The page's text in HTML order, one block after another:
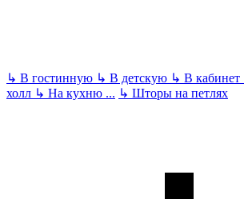
↳ В гостинную ↳ В детскую ↳ В кабинет
холл ↳ На кухню ... ↳ Шторы на петлях